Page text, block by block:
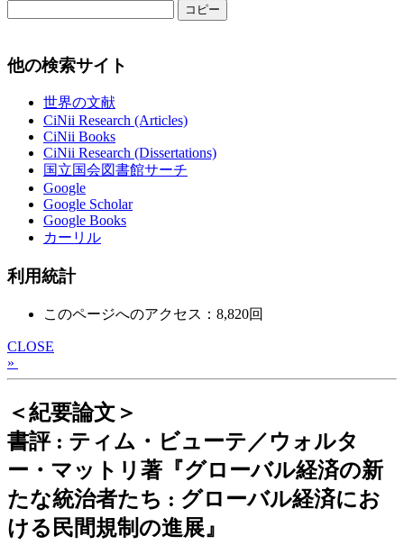
コピー
他の検索サイト
世界の文献
CiNii Research (Articles)
CiNii Books
CiNii Research (Dissertations)
国立国会図書館サーチ
Google
Google Scholar
Google Books
カーリル
利用統計
このページへのアクセス：8,820回
CLOSE
»
＜紀要論文＞
書評 : ティム・ビューテ／ウォルタ
ー・マットリ著『グローバル経済の新
たな統治者たち : グローバル経済にお
ける民間規制の進展』